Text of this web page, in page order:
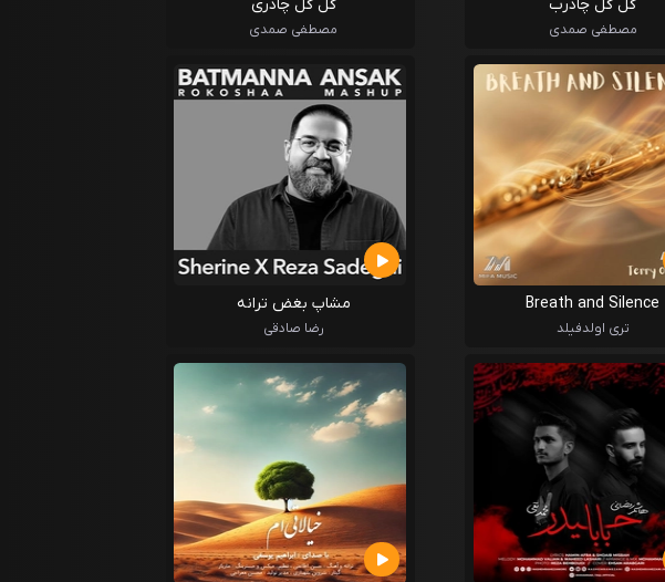
گل گل چادرب
مصطفی صمدی
گل گل چادری
مصطفی صمدی
Breath and Silence
تری اولدفیلد
مشاپ بغض ترانه
رضا صادقی